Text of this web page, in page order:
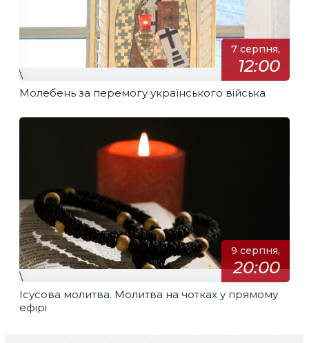
7 серпня,
12:00
\
Молебень за перемогу українського війська
9 серпня,
20:00
\
Ісусова молитва. Молитва на чотках у прямому
ефірі